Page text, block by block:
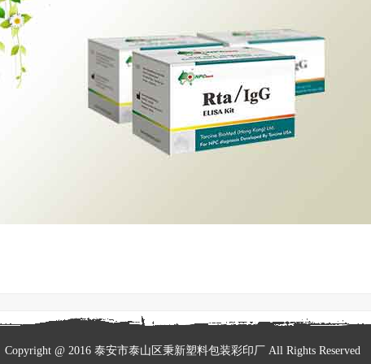
Copyright @ 2016 泰安市泰山区秉新塑料包装彩印厂 All Rights